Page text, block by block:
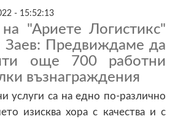
- 15:52:13
на "Ариете Логистикс"
Предвиждаме да
още 700 работни
възнаграждения
услуги са на едно по-различно
изисква хора с качества и с